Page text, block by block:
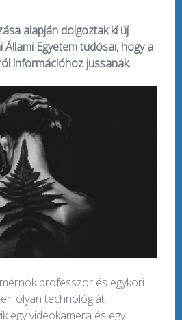
alapján dolgoztak ki új
Egyetem tudósai, hogy a
információhoz jussanak.
professzor és egykori
olyan technológiát
egy videokamera és egy